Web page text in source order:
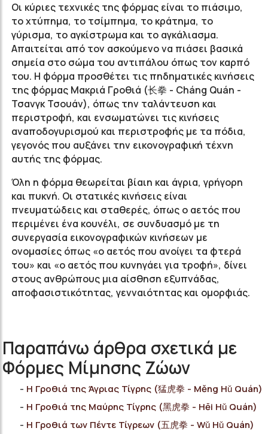
Οι κύριες τεχνικές της φόρμας είναι το πιάσιμο,
το χτύπημα, το τσίμπημα, το κράτημα, το
γύρισμα, το αγκίστρωμα και το αγκάλιασμα.
Απαιτείται από τον ασκούμενο να πιάσει βασικά
σημεία στο σώμα του αντιπάλου όπως τον καρπό
του. Η φόρμα προσθέτει τις πηδηματικές κινήσεις
της φόρμας Μακριά Γροθιά (长拳 - Cháng Quán -
Τσανγκ Τσουάν), όπως την ταλάντευση και
περιστροφή, και ενσωματώνει τις κινήσεις
αναποδογυρισμού και περιστροφής με τα πόδια,
γεγονός που αυξάνει την εικονογραφική τέχνη
αυτής της φόρμας.
Όλη η φόρμα θεωρείται βίαιη και άγρια, γρήγορη
και πυκνή. Οι στατικές κινήσεις είναι
πνευματώδεις και σταθερές, όπως ο αετός που
περιμένει ένα κουνέλι, σε συνδυασμό με τη
συνεργασία εικονογραφικών κινήσεων με
ονομασίες όπως «ο αετός που ανοίγει τα φτερά
του» και «ο αετός που κυνηγάει για τροφή», δίνει
στους ανθρώπους μια αίσθηση εξυπνάδας,
αποφασιστικότητας, γενναιότητας και ομορφιάς.
Παραπάνω άρθρα σχετικά με
Φόρμες Μίμησης Ζώων
Η Γροθιά της Άγριας Τίγρης (猛虎拳 - Μěng Hǔ Quán)
Η Γροθιά της Μαύρης Τίγρης (黑虎拳 - Hēi Hǔ Quán)
Η Γροθιά των Πέντε Τίγρεων (五虎拳 - Wǔ Hǔ Quán)